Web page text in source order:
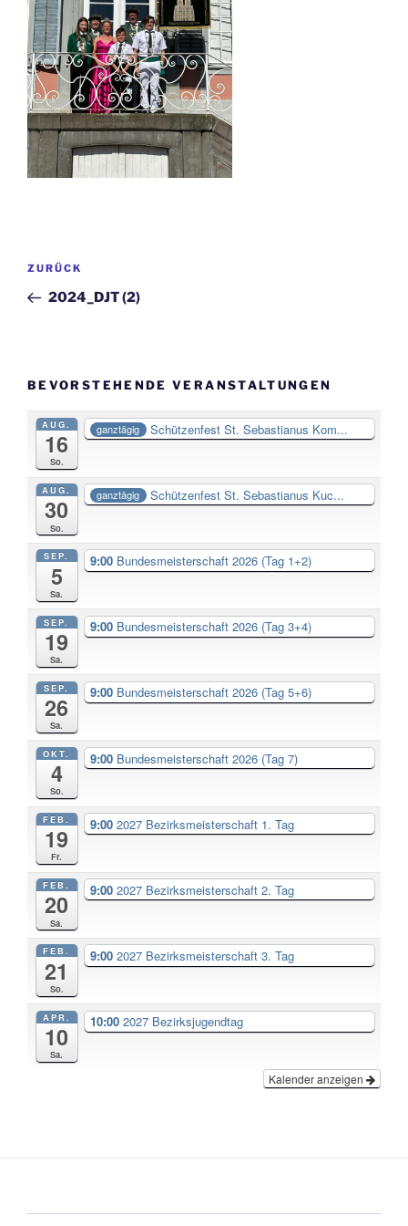
Beitragsnavigation
Vorheriger
Beitrag
ZURÜCK
2024_DJT (2)
BEVORSTEHENDE VERANSTALTUNGEN
AUG.
16
So.
ganztägig Schützenfest St. Sebastianus Kom...
AUG.
30
So.
ganztägig Schützenfest St. Sebastianus Kuc...
SEP.
5
Sa.
9:00 Bundesmeisterschaft 2026 (Tag 1+2)
SEP.
19
Sa.
9:00 Bundesmeisterschaft 2026 (Tag 3+4)
SEP.
26
Sa.
9:00 Bundesmeisterschaft 2026 (Tag 5+6)
OKT.
4
So.
9:00 Bundesmeisterschaft 2026 (Tag 7)
FEB.
19
Fr.
9:00 2027 Bezirksmeisterschaft 1. Tag
FEB.
20
Sa.
9:00 2027 Bezirksmeisterschaft 2. Tag
FEB.
21
So.
9:00 2027 Bezirksmeisterschaft 3. Tag
APR.
10
Sa.
10:00 2027 Bezirksjugendtag
Kalender anzeigen